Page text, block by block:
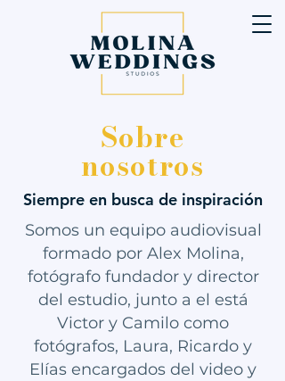
Sobre
nosotros
Siempre en busca de inspiración
Somos un equipo audiovisual
formado por Alex Molina,
fotógrafo fundador y director
del estudio, junto a el está
Victor y Camilo como
fotógrafos, Laura, Ricardo y
Elías encargados del video y